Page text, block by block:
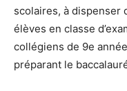
scolaires, à dispenser
élèves en classe
collégiens de 9e
préparant le